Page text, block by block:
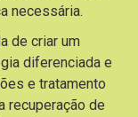
necessária.
de criar um
diferenciada e
e tratamento
recuperação de